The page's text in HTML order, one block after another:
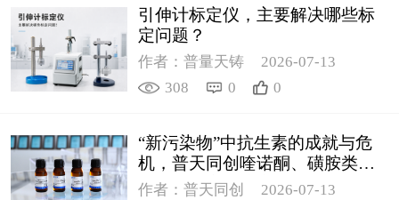
引伸计标定仪，主要解决哪些标
定问题？
作者：普量天铸
2026-07-13
308
0 0
“新污染物”中抗生素的成就与危
机，普天同创喹诺酮、磺胺类质
控新品筑牢环境安全防线
作者：普天同创
2026-07-13